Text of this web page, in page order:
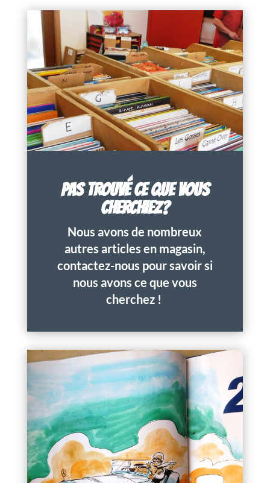
PAS TROUVÉ CE QUE VOUS
CHERCHIEZ?
Nous avons de nombreux
autres articles en magasin,
contactez-nous pour savoir si
nous avons ce que vous
cherchez !